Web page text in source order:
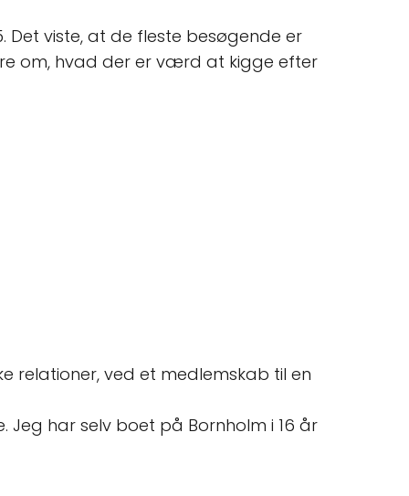
Det viste, at de fleste besøgende er
om, hvad der er værd at kigge efter
relationer, ved et medlemskab til en
har selv boet på Bornholm i 16 år